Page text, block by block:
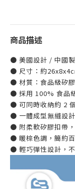
商品描述
● 美國設計 / 中國
● 尺寸：約
● 材質：食品級矽膠
● 採用 100% 食品
● 可同時收納約 2
● 一體成型無縫設
● 附柔軟矽膠扣帶
● 暖棕色調，簡約
● 輕巧彈性設計，